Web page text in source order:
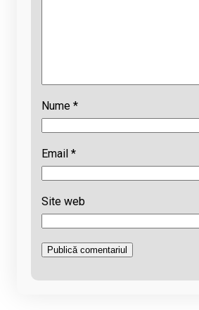
Nume *
Email *
Site web